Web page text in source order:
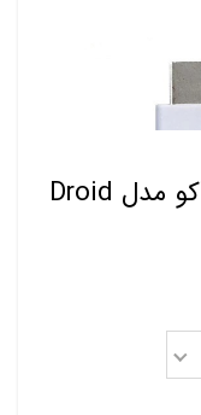
کابل تبدیل USB-C به USB-C آکو مدل Droid